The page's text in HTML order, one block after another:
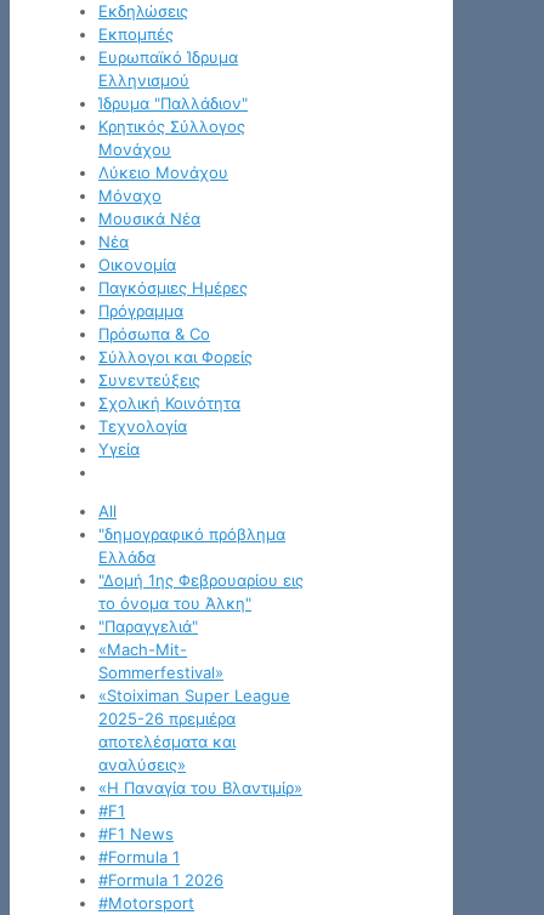
Εκδηλώσεις
Εκπομπές
Ευρωπαϊκό Ίδρυμα
Ελληνισμού
Ίδρυμα "Παλλάδιον"
Κρητικός Σύλλογος
Μονάχου
Λύκειο Μονάχου
Μόναχο
Μουσικά Νέα
Νέα
Οικονομία
Παγκόσμιες Ημέρες
Πρόγραμμα
Πρόσωπα & Co
Σύλλογοι και Φορείς
Συνεντεύξεις
Σχολική Κοινότητα
Τεχνολογία
Υγεία
All
"δημογραφικό πρόβλημα
Ελλάδα
"Δομή 1ης Φεβρουαρίου εις
το όνομα του Άλκη"
"Παραγγελιά"
«Mach-Mit-
Sommerfestival»
«Stoiximan Super League
2025-26 πρεμιέρα
αποτελέσματα και
αναλύσεις»
«Η Παναγία του Βλαντιμίρ»
#F1
#F1 News
#Formula 1
#Formula 1 2026
#Motorsport